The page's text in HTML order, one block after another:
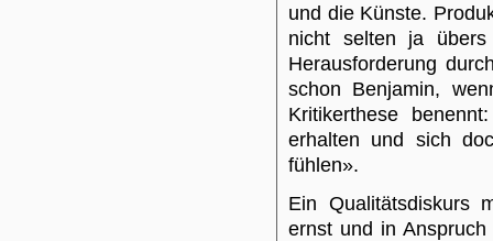
und die Künste.
nicht selten ja übers
Herausforderung
schon Benjamin,
Kritikerthese
erhalten und sich
fühlen».
Ein Qualitätsdiskurs
ernst und in